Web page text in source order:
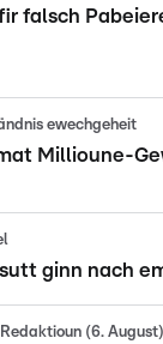
falsch
ewechgeheit
Millioune-
ginn nach
(6.